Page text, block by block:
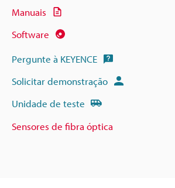
Manuais
Software
Pergunte à KEYENCE
Solicitar demonstração
Unidade de teste
Sensores de fibra óptica